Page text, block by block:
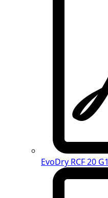
EvoDry RCF 20 G1